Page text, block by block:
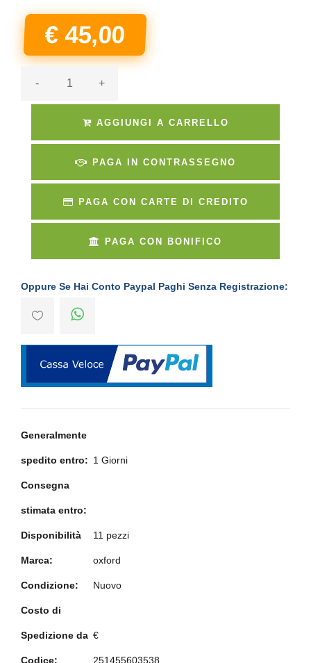
€ 45,00
- +
AGGIUNGI A CARRELLO
PAGA IN CONTRASSEGNO
PAGA CON CARTE DI CREDITO
PAGA CON BONIFICO
Oppure Se Hai Conto Paypal Paghi Senza Registrazione:
Generalmente
spedito entro: 1 Giorni
Consegna
stimata entro:
Disponibilità 11 pezzi
Marca: oxford
Condizione: Nuovo
Costo di
Spedizione da €
Codice: 251455603538